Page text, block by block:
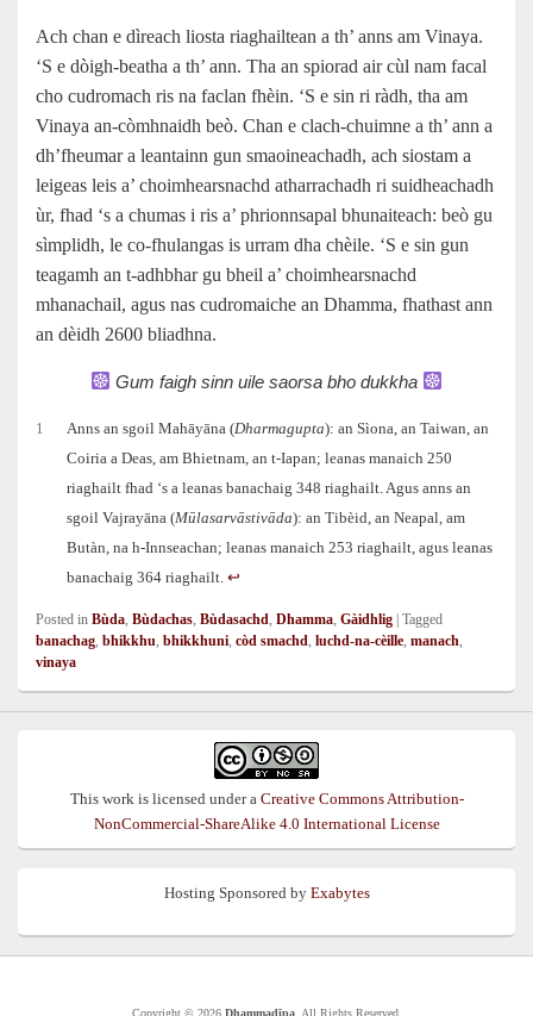
Ach chan e dìreach liosta riaghailtean a th’ anns am Vinaya.
‘S e dòigh‑beatha a th’ ann. Tha an spiorad air cùl nam facal
cho cudromach ris na faclan fhèin. ‘S e sin ri ràdh, tha am
Vinaya an‑còmhnaidh beò. Chan e clach-chuimne a th’ ann a
dh’fheumar a leantainn gun smaoineachadh, ach siostam a
leigeas leis a’ choimhearsnachd atharrachadh ri suidheachadh
ùr, fhad ‘s a chumas i ris a’ phrionnsapal bhunaiteach: beò gu
sìmplidh, le co‑fhulangas is urram dha chèile. ‘S e sin gun
teagamh an t-adhbhar gu bheil a’ choimhearsnachd
mhanachail, agus nas cudromaiche an Dhamma, fhathast ann
an dèidh 2600 bliadhna.
Gum faigh sinn uile saorsa bho dukkha
1 Anns an sgoil Mahāyāna (Dharmagupta): an Sìona, an Taiwan, an
Coiria a Deas, am Bhietnam, an t-Iapan; leanas manaich 250
riaghailt fhad ‘s a leanas banachaig 348 riaghailt. Agus anns an
sgoil Vajrayāna (Mūlasarvāstivāda): an Tibèid, an Neapal, am
Butàn, na h-Innseachan; leanas manaich 253 riaghailt, agus leanas
banachaig 364 riaghailt.↩︎
Posted in Bùda Bùdachas Bùdasachd Dhamma Gàidhlig | Tagged
banachag bhikkhu bhikkhuni còd smachd luchd-na-cèille manach
vinaya
This work is licensed under a Creative Commons Attribution-
NonCommercial-ShareAlike 4.0 International License
Hosting Sponsored by Exabytes
Copyright © 2026 Dhammadīpa. All Rights Reserved.